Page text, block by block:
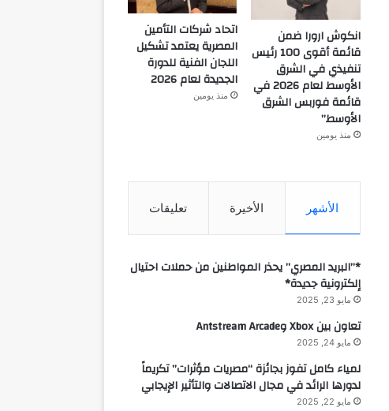
انكوش ارورا ضمن
قائمة أقوى 100 رئيس
تنفيذي في الشرق
الأوسط لعام 2026 في
قائمة فوربس الشرق
الأوسط”
منذ يومين
اتحاد شركات التأمين
المصرية يعتمد تشكيل
اللجان الفنية للدورة
الجديدة لعام 2026
منذ يومين
الأشهر الأخيرة تعليقات
*”البريد المصري” يحذر المواطنين من حملات احتيال
إلكترونية جديدة*
مايو 23, 2025
تعاون بين Xbox وAntstream Arcade
مايو 24, 2025
لمياء كامل تفوز بجائزة “مصريات مؤثرات” تكريماً
لدورها الرائد في مجال الاتصالات والتأثير الإيجابي
مايو 22, 2025